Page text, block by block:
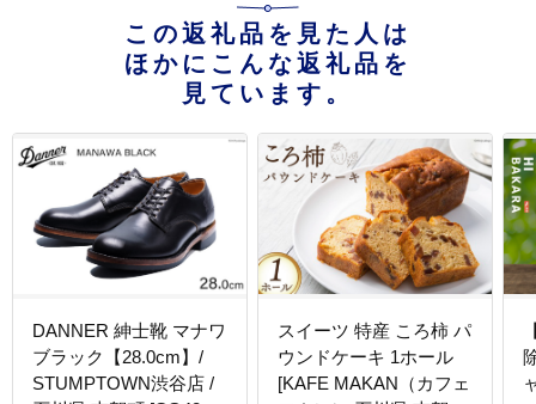
この返礼品を見た人は
ほかにこんな返礼品を
見ています。
DANNER 紳士靴 マナワ
ブラック【28.0cm】/
STUMPTOWN渋谷店 /
スイーツ 特産 ころ柿 パ
ウンドケーキ 1ホール
[KAFE MAKAN（カフェ